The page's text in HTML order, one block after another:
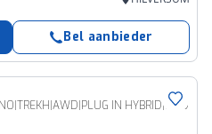
Bel aanbieder
IN HYBRID|HUD